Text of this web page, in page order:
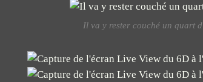
Il va y rester couché un quart